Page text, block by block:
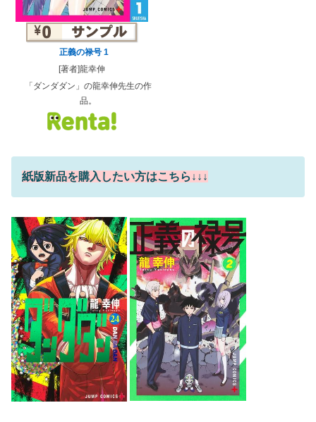
正義の禄号 1
[著者]龍幸伸
「ダンダダン」の龍幸伸先生の作
品。
紙版新品を購入したい方はこちら↓↓↓